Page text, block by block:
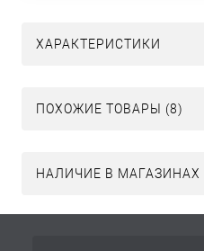
ХАРАКТЕРИСТИКИ
ПОХОЖИЕ ТОВАРЫ (8)
НАЛИЧИЕ В МАГАЗИНАХ